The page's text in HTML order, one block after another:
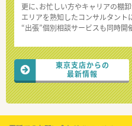
更に、お忙しい方やキャリアの棚
エリアを熟知したコンサルタント
“出張”個別相談サービスも同時開
東京支店からの
最新情報